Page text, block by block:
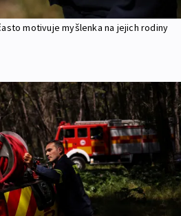
motivuje myšlenka na jejich rodiny